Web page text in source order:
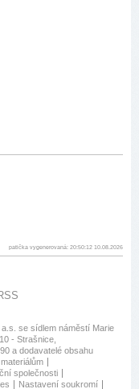
patička vygenerovaná: 20:50:12 10.08.2026
se sídlem náměstí Marie
- Strašnice,
a dodavatelé obsahu
společnosti
Nastavení soukromí